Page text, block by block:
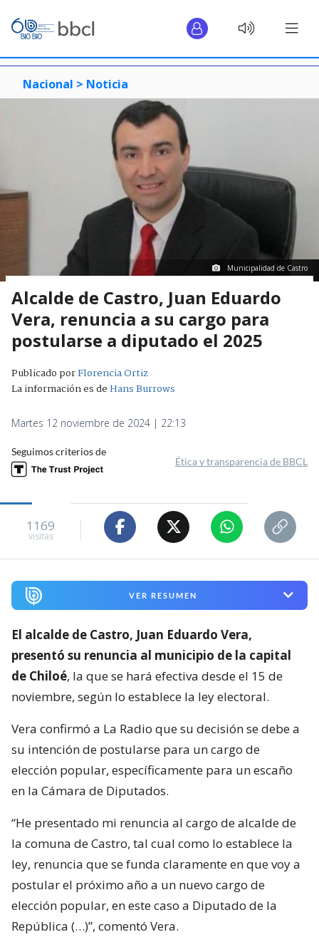
Nacional > Noticia
Municipalidad de Castro
Alcalde de Castro, Juan Eduardo
Vera, renuncia a su cargo para
postularse a diputado el 2025
Publicado porFlorencia Ortiz
La información es deHans Burrows
Martes 12 noviembre de 2024 | 22:13
Seguimos criterios de
Ética y transparencia de BBCL
1169
visitas
VER RESUMEN
El alcalde de Castro, Juan Eduardo Vera,
presentó su renuncia al municipio de la capital
de Chiloé, la que se hará efectiva desde el 15 de
noviembre, según lo establece la ley electoral.
Vera confirmó a La Radio que su decisión se debe a
su intención de postularse para un cargo de
elección popular, específicamente para un escaño
en la Cámara de Diputados.
“He presentado mi renuncia al cargo de alcalde de
la comuna de Castro, tal cual como lo establece la
ley, renuncia que se funda claramente en que voy a
postular el próximo año a un nuevo cargo de
elección popular, en este caso a Diputado de la
República (…)”, comentó Vera.